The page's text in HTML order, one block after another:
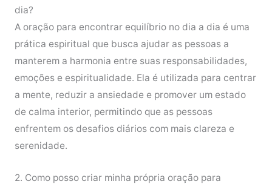
dia?
A oração para encontrar equilíbrio no dia a dia é uma
prática espiritual que busca ajudar as pessoas a
manterem a harmonia entre suas responsabilidades,
emoções e espiritualidade. Ela é utilizada para centrar
a mente, reduzir a ansiedade e promover um estado
de calma interior, permitindo que as pessoas
enfrentem os desafios diários com mais clareza e
serenidade.
2. Como posso criar minha própria oração para